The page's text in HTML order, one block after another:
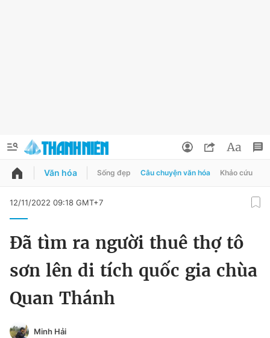
QUẢNG CÁO
Chào ngày mới
Đổi mật khẩu
Tin đã lưu
Tin đã xem
Đăng xuất
Văn hóa Sống đẹp Câu chuyện văn hóa Khảo cứu
12/11/2022 09:18 GMT+7
Đã tìm ra người thuê thợ tô
sơn lên di tích quốc gia chùa
Quan Thánh
Minh Hải